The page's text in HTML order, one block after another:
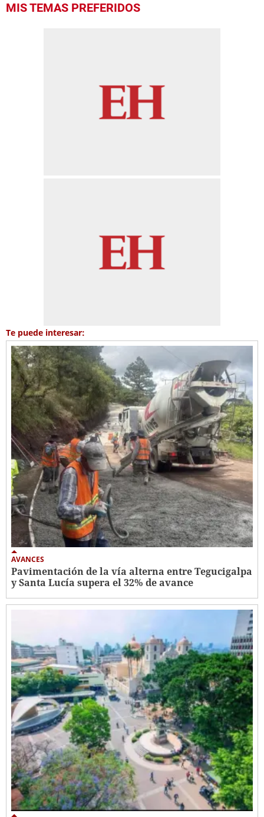
MIS TEMAS PREFERIDOS
Te puede interesar:
AVANCES
Pavimentación de la vía alterna entre Tegucigalpa
y Santa Lucía supera el 32% de avance